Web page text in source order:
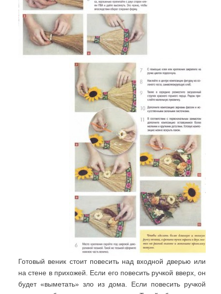
Готовый веник стоит повесить над входной дверью или
на стене в прихожей. Если его повесить ручкой вверх, он
будет «выметать» зло из дома. Если повесить ручкой